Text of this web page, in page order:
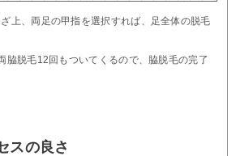
上、両足の甲指を選択すれば、足全体の脱毛
脇脱毛12回もついてくるので、脇脱毛の完了
スの良さ